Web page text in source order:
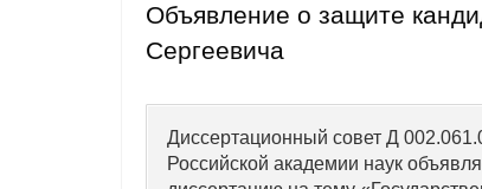
Объявление о защите
Сергеевича
Диссертационный совет Д
Российской академии наук